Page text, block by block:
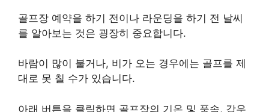
골프장 예약을 하기 전이나 라운딩을 하기 전 날씨
를 알아보는 것은 굉장히 중요합니다.
바람이 많이 불거나, 비가 오는 경우에는 골프를 제
대로 못 칠 수가 있습니다.
아래 버튼을 클릭하면 골프장의 기온 및 풍속, 강우